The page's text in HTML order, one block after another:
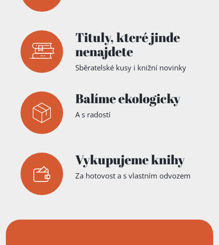
Tituly,které jinde
nenajdete
Sběratelské kusy i knižní novinky
Balíme ekologicky
A s radostí
Vykupujeme knihy
Za hotovost a s vlastním odvozem